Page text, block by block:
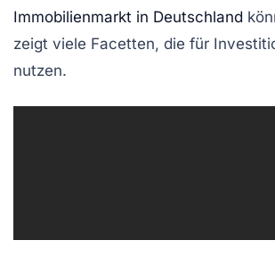
Immobilienmarkt in Deutschland
zeigt viele Facetten, die für
nutzen.